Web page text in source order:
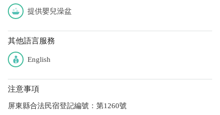
提供嬰兒澡盆
其他語言服務
English
注意事項
屏東縣合法民宿登記編號：第1260號